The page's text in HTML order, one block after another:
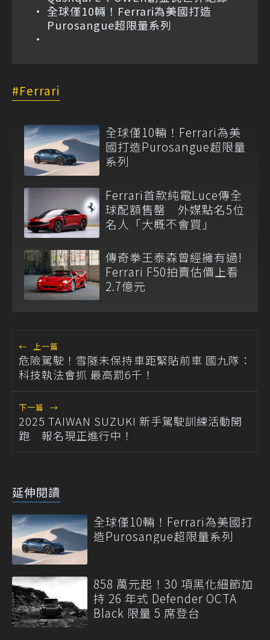
全球僅10輛！Ferrari為美國打造
Purosangue超限量系列
Ferrari
全球僅10輛！Ferrari為美
國打造Purosangue超限量
系列
Ferrari首款純電Luce傳全
球配額售罄 外媒點名5位
名人「大概不會買」
傳奇拳王泰森曾經擁有過!
Ferrari F50拍賣估價上看
2.7億元
← 上一篇
危險駕駛！雪隧未保持車距緊貼前車 國九隊：
科技執法會抓 最高罰6千！
下一篇 →
2025 TAIWAN SUZUKI 新手駕駛訓練活動開
跑 報名現正進行中！
延伸閱讀
全球僅10輛！Ferrari為美國打
造Purosangue超限量系列
858 萬元起！30 項黑化細節加
持 26 年式 Defender OCTA
Black 限量 5 席登台